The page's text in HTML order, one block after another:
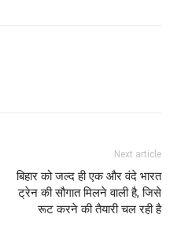
Next article
बिहार को जल्द ही एक और वंदे भारत
ट्रेन की सौगात मिलने वाली है, जिसे
रूट करने की तैयारी चल रही है